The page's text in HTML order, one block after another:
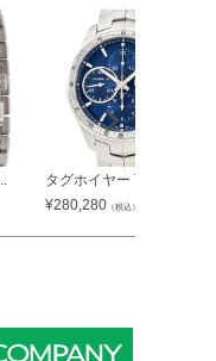
タグホイヤー TA...
¥280,280 （税込）